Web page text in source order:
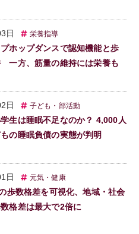
日 栄養指導
ホップダンスで認知機能と歩
一方、筋量の維持には栄養も
日 子ども・部活動
生は睡眠不足なのか？ 4,000人
の睡眠負債の実態が判明
日 元気・健康
歩数格差を可視化、地域・社会
格差は最大で2倍に